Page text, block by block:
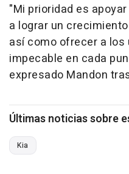
"Mi prioridad es
a lograr un
así como ofrecer a
impecable en cada
expresado Mandon
Últimas noticias sobre
Kia